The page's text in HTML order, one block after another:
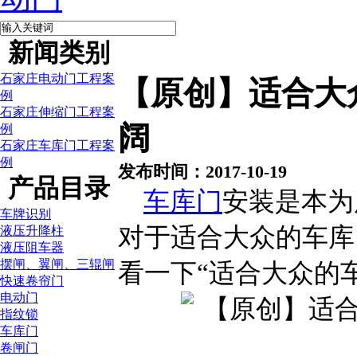
新闻类别
石家庄电动门工程案
例
石家庄伸缩门工程案
例
石家庄车库门工程案
例
产品目录
车牌识别
液压升降柱
液压阻车器
摆闸、翼闸、三辊闸
快速卷帘门
电动门
指纹锁
车库门
卷闸门
【原创】适合
阔
发布时间：2017-10-19
车库门安装是本
对于适合大众的车
看一下“适合大众的